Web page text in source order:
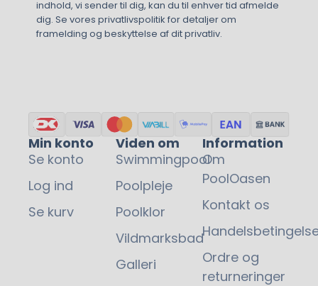
indhold, vi sender til dig, kan du til enhver tid afmelde
dig. Se vores privatlivspolitik for detaljer om
framelding og beskyttelse af dit privatliv.
Min konto
Se konto
Log ind
Se kurv
Viden om
Swimmingpool
Poolpleje
Poolklor
Vildmarksbad
Galleri
Information
Om
PoolOasen
Kontakt os
Ordre og
returneringer